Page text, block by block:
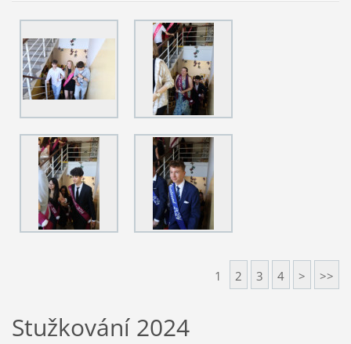
1 2 3 4 > >>
Stužkování 2024